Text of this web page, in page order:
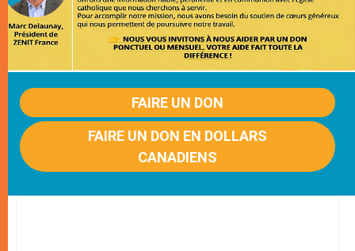
FAIRE UN DON
FAIRE UN DON EN DOLLARS
CANADIENS